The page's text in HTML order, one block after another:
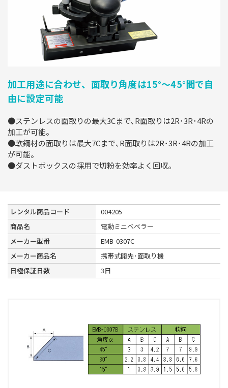
加工用途に合わせ、面取り角度は15°～45°間で自
由に設定可能
●ステンレスの面取りの最大3Cまで､R面取りは2R･3R･4Rの
加工が可能。
●軟鋼材の面取りは最大7Cまで､R面取りは2R･3R･4Rの加工
が可能。
●ダストボックスの採用で切粉を効率よく回収。
レンタル商品コード
004205
商品名
電動ミニベベラー
メーカー型番
EMB-0307C
メーカー商品名
携帯式開先･面取り機
日極保証日数
3日